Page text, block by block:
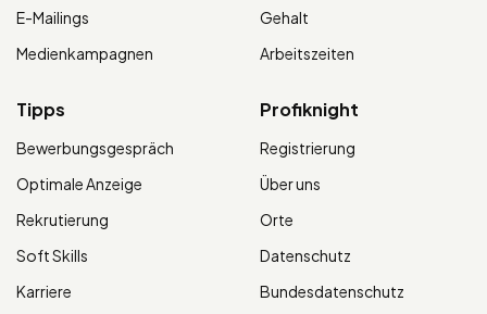
E-Mailings
Medienkampagnen
Gehalt
Arbeitszeiten
Tipps
Bewerbungsgespräch
Optimale Anzeige
Rekrutierung
Soft Skills
Karriere
Profiknight
Registrierung
Über uns
Orte
Datenschutz
Bundesdatenschutz